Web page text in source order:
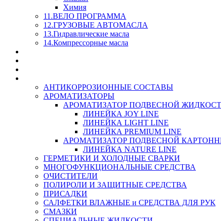
Химия
11.ВЕЛО ПРОГРАММА
12.ГРУЗОВЫЕ АВТОМАСЛА
13.Гидравлические масла
14.Компрессорные масла
АНТИКОРРОЗИОННЫЕ СОСТАВЫ
АРОМАТИЗАТОРЫ
АРОМАТИЗАТОР ПОДВЕСНОЙ
ЛИНЕЙКА JOY LINE
ЛИНЕЙКА LIGHT LINE
ЛИНЕЙКА PREMIUM LINE
АРОМАТИЗАТОР ПОДВЕСНОЙ
ЛИНЕЙКА NATURE LINE
ГЕРМЕТИКИ И ХОЛОДНЫЕ СВАРКИ
МНОГОФУНКЦИОНАЛЬНЫЕ СРЕДСТВА
ОЧИСТИТЕЛИ
ПОЛИРОЛИ И ЗАЩИТНЫЕ СРЕДСТВА
ПРИСАДКИ
САЛФЕТКИ ВЛАЖНЫЕ и СРЕДСТВА ДЛЯ РУК
СМАЗКИ